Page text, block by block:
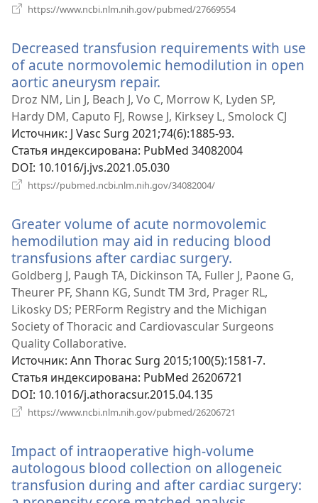
https://www.ncbi.nlm.nih.gov/pubmed/27669554
окне)
Decreased transfusion requirements with use
of acute normovolemic hemodilution in open
aortic aneurysm repair.
в
новом
окне)
Droz NM, Lin J, Beach J, Vo C, Morrow K, Lyden SP,
Hardy DM, Caputo FJ, Rowse J, Kirksey L, Smolock CJ
Источник‎: J Vasc Surg 2021;74(6):1885-93.
Статья индексирована‎: PubMed 34082004
DOI‎: 10.1016/j.jvs.2021.05.030
https://pubmed.ncbi.nlm.nih.gov/34082004/
окне)
Greater volume of acute normovolemic
hemodilution may aid in reducing blood
transfusions after cardiac surgery.
в
новом
окне)
Goldberg J, Paugh TA, Dickinson TA, Fuller J, Paone G,
Theurer PF, Shann KG, Sundt TM 3rd, Prager RL,
Likosky DS; PERForm Registry and the Michigan
Society of Thoracic and Cardiovascular Surgeons
Quality Collaborative.
Источник‎: Ann Thorac Surg 2015;100(5):1581-7.
Статья индексирована‎: PubMed 26206721
DOI‎: 10.1016/j.athoracsur.2015.04.135
https://www.ncbi.nlm.nih.gov/pubmed/26206721
окне)
Impact of intraoperative high-volume
autologous blood collection on allogeneic
transfusion during and after cardiac surgery: